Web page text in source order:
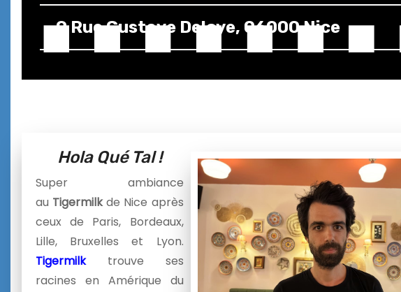
9 Rue Gustave Deloye, 06000 Nice
Hola Qué Tal !
Super ambiance
au Tigermilkde Nice après
ceux de Paris, Bordeaux,
Lille, Bruxelles et Lyon.
Tigermilk
trouve ses
racines en Amérique du